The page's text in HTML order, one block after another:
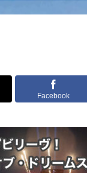
Facebook